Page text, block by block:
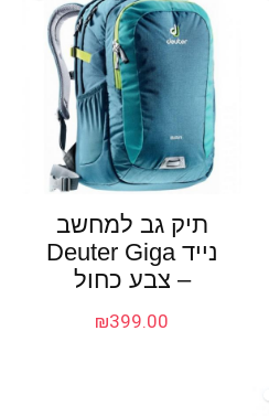
תיק גב למחשב
נייד Deuter Giga
– צבע כחול
₪399.00